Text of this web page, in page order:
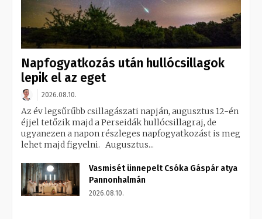
Napfogyatkozás után hullócsillagok
lepik el az eget
2026.08.10.
Az év legsűrűbb csillagászati napján, augusztus 12-én
éjjel tetőzik majd a Perseidák hullócsillagraj, de
ugyanezen a napon részleges napfogyatkozást is meg
lehet majd figyelni. Augusztus...
Vasmisét ünnepelt Csóka Gáspár atya
Pannonhalmán
2026.08.10.